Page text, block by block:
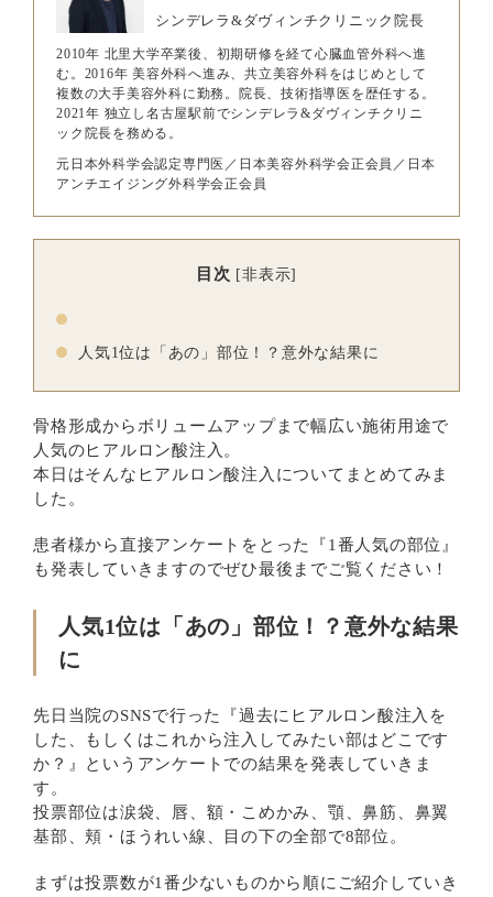
シンデレラ&ダヴィンチクリニック院長
2010年 北里大学卒業後、初期研修を経て心臓血管外科へ進
む。2016年 美容外科へ進み、共立美容外科をはじめとして
複数の大手美容外科に勤務。院長、技術指導医を歴任する。
2021年 独立し名古屋駅前でシンデレラ&ダヴィンチクリニ
ック院長を務める。
元日本外科学会認定専門医／日本美容外科学会正会員／日本
アンチエイジング外科学会正会員
目次 [非表示]
人気1位は「あの」部位！？意外な結果に
骨格形成からボリュームアップまで幅広い施術用途で
人気のヒアルロン酸注入。
本日はそんなヒアルロン酸注入についてまとめてみま
した。
患者様から直接アンケートをとった『1番人気の部位』
も発表していきますのでぜひ最後までご覧ください！
人気1位は「あの」部位！？意外な結果
に
先日当院のSNSで行った『過去にヒアルロン酸注入を
した、もしくはこれから注入してみたい部はどこです
か？』というアンケートでの結果を発表していきま
す。
投票部位は涙袋、唇、額・こめかみ、顎、鼻筋、鼻翼
基部、頬・ほうれい線、目の下の全部で8部位。
まずは投票数が1番少ないものから順にご紹介していき